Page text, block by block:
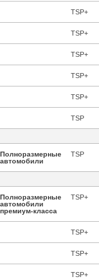
TSP+
TSP+
TSP+
TSP+
TSP+
TSP
Полноразмерные
автомобили
TSP
Полноразмерные
автомобили
премиум-класса
TSP+
TSP+
TSP+
TSP+